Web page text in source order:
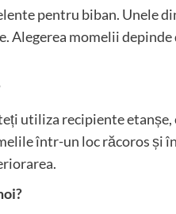
pentru biban. Unele
Alegerea momelii
utiliza recipiente etanșe,
într-un loc răcoros și